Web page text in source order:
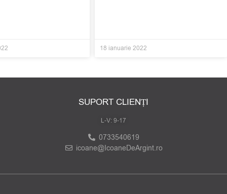
18 ianuarie 2022
SUPORT CLIENȚI
L-V: 9-17
0733540619
icoane@IcoaneDeArgint.ro